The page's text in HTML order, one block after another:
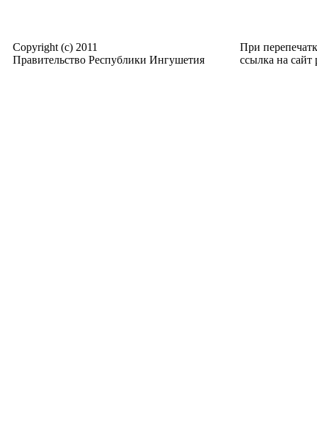
Copyright (c) 2011
Правительство Республики Ингушетия
При
ссылка на сайт